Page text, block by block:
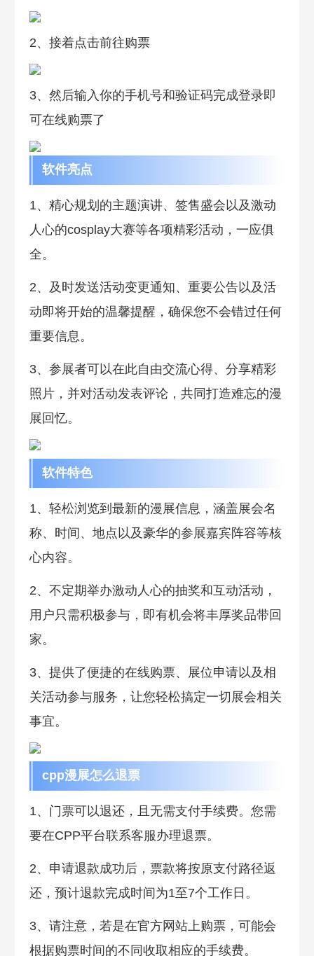
2、接着点击前往购票
3、然后输入你的手机号和验证码完成登录即
可在线购票了
软件亮点
1、精心规划的主题演讲、签售盛会以及激动
人心的cosplay大赛等各项精彩活动，一应俱
全。
2、及时发送活动变更通知、重要公告以及活
动即将开始的温馨提醒，确保您不会错过任何
重要信息。
3、参展者可以在此自由交流心得、分享精彩
照片，并对活动发表评论，共同打造难忘的漫
展回忆。
软件特色
1、轻松浏览到最新的漫展信息，涵盖展会名
称、时间、地点以及豪华的参展嘉宾阵容等核
心内容。
2、不定期举办激动人心的抽奖和互动活动，
用户只需积极参与，即有机会将丰厚奖品带回
家。
3、提供了便捷的在线购票、展位申请以及相
关活动参与服务，让您轻松搞定一切展会相关
事宜。
cpp漫展怎么退票
1、门票可以退还，且无需支付手续费。您需
要在CPP平台联系客服办理退票。
2、申请退款成功后，票款将按原支付路径返
还，预计退款完成时间为1至7个工作日。
3、请注意，若是在官方网站上购票，可能会
根据购票时间的不同收取相应的手续费。